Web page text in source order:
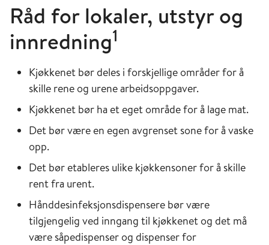
Råd for lokaler, utstyr og
innredning1
Kjøkkenet bør deles i forskjellige områder for å
skille rene og urene arbeidsoppgaver.
Kjøkkenet bør ha et eget område for å lage mat.
Det bør være en egen avgrenset sone for å vaske
opp.
Det bør etableres ulike kjøkkensoner for å skille
rent fra urent.
Hånddesinfeksjonsdispensere bør være
tilgjengelig ved inngang til kjøkkenet og det må
være såpedispenser og dispenser for